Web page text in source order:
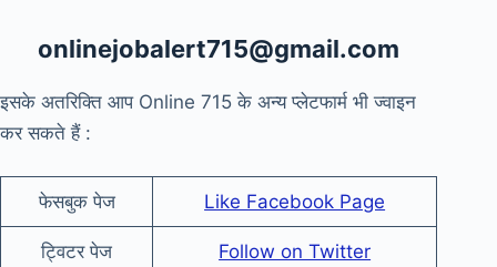
onlinejobalert715@gmail.com
इसके अतरिक्ति आप Online 715 के अन्य प्लेटफार्म भी ज्वाइन
कर सकते हैं :
फेसबुक पेज Like Facebook Page
ट्विटर पेज Follow on Twitter